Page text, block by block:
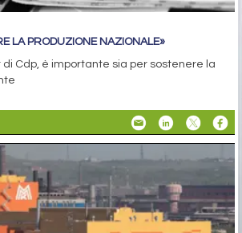
LA PRODUZIONE NAZIONALE»
di Cdp, è importante sia per sostenere la